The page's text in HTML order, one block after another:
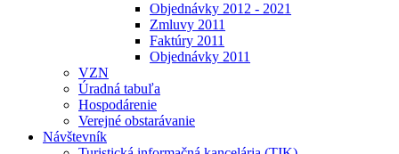
Objednávky 2012 - 2021
Zmluvy 2011
Faktúry 2011
Objednávky 2011
VZN
Úradná tabuľa
Hospodárenie
Verejné obstarávanie
Návštevník